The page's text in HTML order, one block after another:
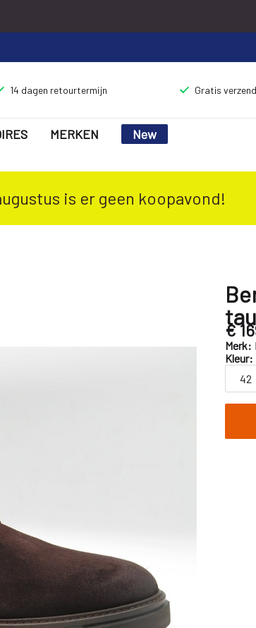
14 dagen retourtermijn Gratis
MERKEN New
is er geen koopavond!
€
Merk:
Kleur: